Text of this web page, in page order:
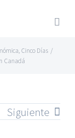
, Cinco Días /
Canadá
Siguiente